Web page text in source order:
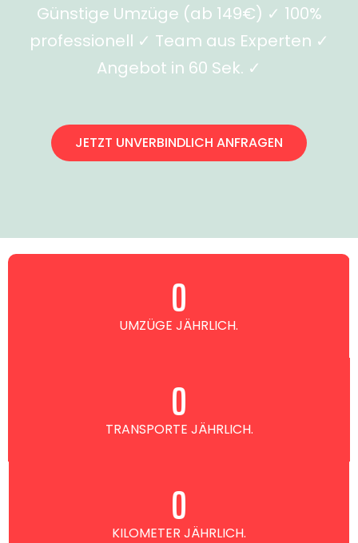
Günstige Umzüge (ab 149€) ✓ 100%
professionell ✓ Team aus Experten ✓
Angebot in 60 Sek. ✓
JETZT UNVERBINDLICH ANFRAGEN
UMZÜGE JÄHRLICH.
0
TRANSPORTE JÄHRLICH.
0
KILOMETER JÄHRLICH.
0